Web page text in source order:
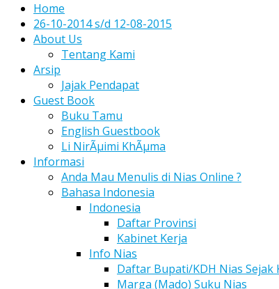
Home
26-10-2014 s/d 12-08-2015
About Us
Tentang Kami
Arsip
Jajak Pendapat
Guest Book
Buku Tamu
English Guestbook
Li NirÃµimi KhÃµma
Informasi
Anda Mau Menulis di Nias Online ?
Bahasa Indonesia
Indonesia
Daftar Provinsi
Kabinet Kerja
Info Nias
Daftar Bupati/KDH Nias Sejak
Marga (Mado) Suku Nias